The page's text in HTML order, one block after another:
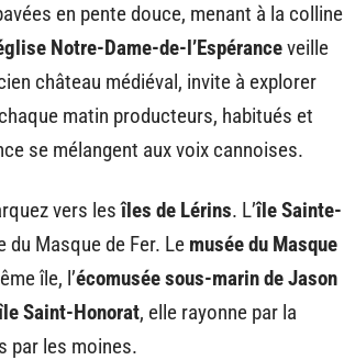
en pente douce, menant à la colline
Notre-Dame-de-l’Espéranceveille
château médiéval, invite à explorer
matin producteurs, habitués et
se mélangent aux voix cannoises.
vers lesîles de Lérins. L’île Sainte-
du Masque de Fer. Le musée du Masque
île, l’écomusée sous-marin de Jason
Saint-Honorat, elle rayonne par la
par les moines.